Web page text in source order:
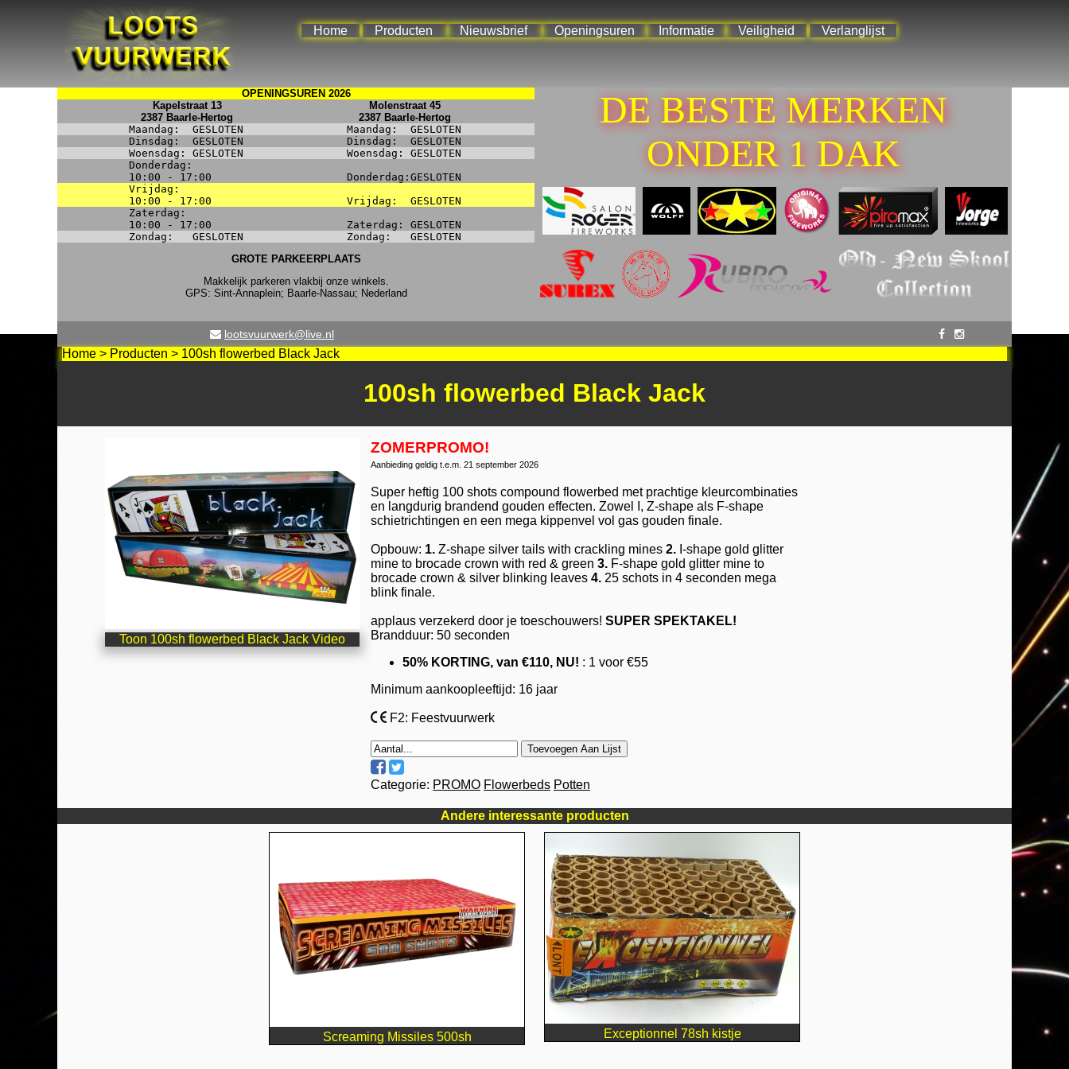
Home Producten Nieuwsbrief Openingsuren Informatie Veiligheid Verlanglijst
OPENINGSUREN 2026
Kapelstraat 13
2387 Baarle-Hertog
Molenstraat 45
2387 Baarle-Hertog
Maandag: GESLOTEN Maandag: GESLOTEN
Dinsdag: GESLOTEN Dinsdag: GESLOTEN
Woensdag: GESLOTEN Woensdag: GESLOTEN
Donderdag:
10:00 - 17:00
Donderdag: GESLOTEN
Vrijdag:
10:00 - 17:00
Vrijdag: GESLOTEN
Zaterdag:
10:00 - 17:00
Zaterdag: GESLOTEN
Zondag: GESLOTEN Zondag: GESLOTEN
GROTE PARKEERPLAATS
Makkelijk parkeren vlakbij onze winkels.
GPS: Sint-Annaplein; Baarle-Nassau; Nederland
DE BESTE MERKEN
ONDER 1 DAK
lootsvuurwerk@live.nl
Home > Producten > 100sh flowerbed Black Jack
100sh flowerbed Black Jack
Toon 100sh flowerbed Black Jack Video
ZOMERPROMO!
Aanbieding geldig t.e.m. 21 september 2026
Super heftig 100 shots compound flowerbed met prachtige kleurcombinaties
en langdurig brandend gouden effecten. Zowel I, Z-shape als F-shape
schietrichtingen en een mega kippenvel vol gas gouden finale.
Opbouw: 1. Z-shape silver tails with crackling mines 2. I-shape gold glitter
mine to brocade crown with red & green 3. F-shape gold glitter mine to
brocade crown & silver blinking leaves 4. 25 schots in 4 seconden mega
blink finale.
applaus verzekerd door je toeschouwers! SUPER SPEKTAKEL!
Brandduur: 50 seconden
50% KORTING, van €110, NU! : 1 voor €55
Minimum aankoopleeftijd: 16 jaar
F2: Feestvuurwerk
Toevoegen Aan Lijst
Categorie: PROMO Flowerbeds Potten
Andere interessante producten
Screaming Missiles 500sh Exceptionnel 78sh kistje